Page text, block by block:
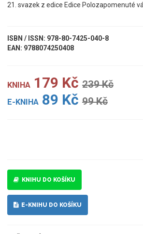
21. svazek z edice Edice Polozapomenuté
ISBN / ISSN: 978-80-7425-040-8
EAN: 9788074250408
KNIHA 179 Kč 239 Kč
E-KNIHA 89 Kč 99 Kč
KNIHU DO KOŠÍKU
E-KNIHU DO KOŠÍKU